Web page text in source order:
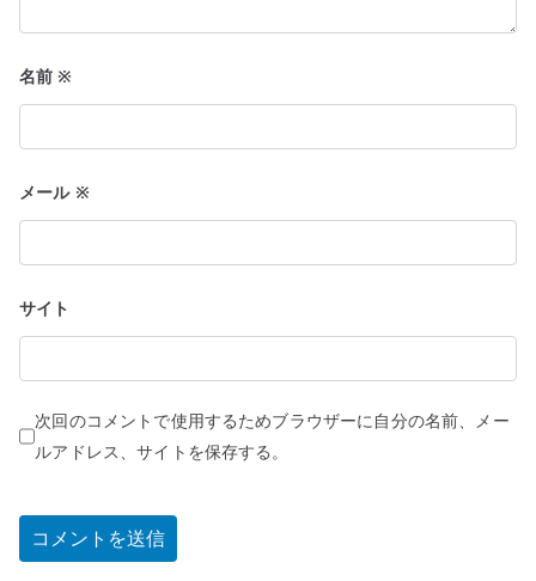
名前※
メール ※
サイト
次回のコメントで使用するためブラウザーに自分の名前、メー
ルアドレス、サイトを保存する。